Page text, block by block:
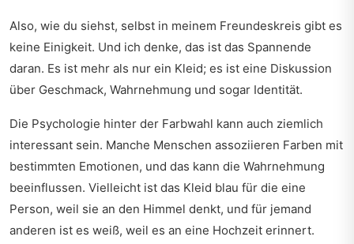
Also, wie du siehst, selbst in meinem Freundeskreis gibt es
keine Einigkeit. Und ich denke, das ist das Spannende
daran. Es ist mehr als nur ein Kleid; es ist eine Diskussion
über Geschmack, Wahrnehmung und sogar Identität.
Die Psychologie hinter der Farbwahl kann auch ziemlich
interessant sein. Manche Menschen assoziieren Farben mit
bestimmten Emotionen, und das kann die Wahrnehmung
beeinflussen. Vielleicht ist das Kleid blau für die eine
Person, weil sie an den Himmel denkt, und für jemand
anderen ist es weiß, weil es an eine Hochzeit erinnert.